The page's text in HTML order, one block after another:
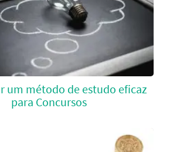
um método de estudo eficaz
para Concursos